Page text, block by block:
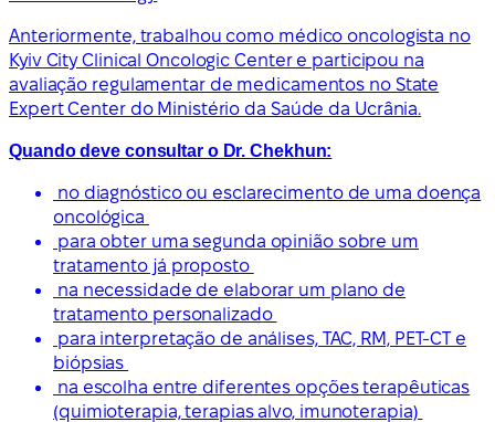
Anteriormente, trabalhou como médico oncologista no
Kyiv City Clinical Oncologic Center e participou na
avaliação regulamentar de medicamentos no State
Expert Center do Ministério da Saúde da Ucrânia.
Quando deve consultar o Dr. Chekhun:
no diagnóstico ou esclarecimento de uma doença
oncológica
para obter uma segunda opinião sobre um
tratamento já proposto
na necessidade de elaborar um plano de
tratamento personalizado
para interpretação de análises, TAC, RM, PET-CT e
biópsias
na escolha entre diferentes opções terapêuticas
(quimioterapia, terapias alvo, imunoterapia)